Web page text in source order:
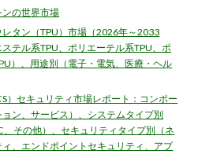
の世界市場
タン（TPU）市場（2026年～2033
テル系TPU、ポリエーテル系TPU、ポ
）、用途別（電子・電気、医療・ヘル
）セキュリティ市場レポート：コンポー
ン、サービス）、システムタイプ別
、その他）、セキュリティタイプ別（ネ
、エンドポイントセキュリティ、アプ